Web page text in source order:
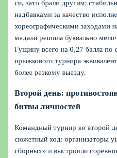
си, зато брали другим:
надбавками за качество
хореографическими заходами
медали решила буквально
Гущину всего на 0,27 балла по
прыжкового турнира
более резкому выезду.
Второй день:
битвы личностей
Командный турнир во второй
сюжетный ход: организаторы
сборных» и выстроили